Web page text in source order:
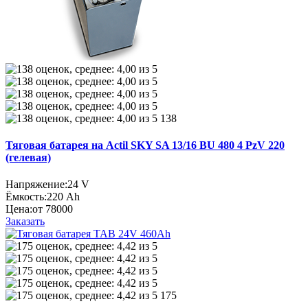
138
Тяговая батарея на Actil SKY SA 13/16 BU 480 4 PzV 220
(гелевая)
Напряжение:24 V
Ёмкость:220 Ah
Цена:от 78000
Заказать
175